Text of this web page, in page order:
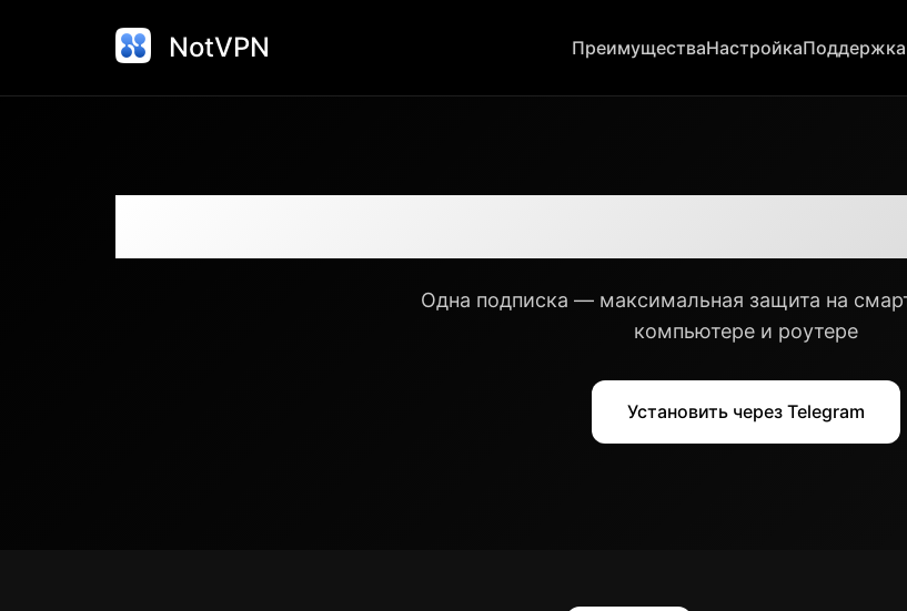
NotVPN ПреимуществаНастройкаПоддержка
Одна подписка — максимальная защита на
компьютере и роутере
Установить через Telegram